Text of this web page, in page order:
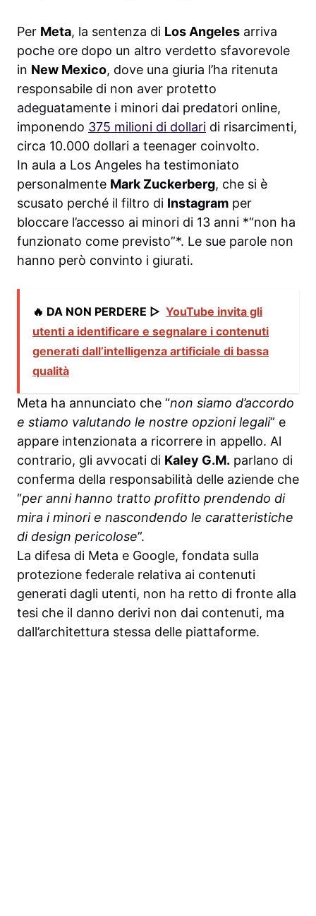
Per Meta, la sentenza di Los Angeles arriva
poche ore dopo un altro verdetto sfavorevole
in New Mexico, dove una giuria l’ha ritenuta
responsabile di non aver protetto
adeguatamente i minori dai predatori online,
imponendo 375 milioni di dollari di risarcimenti,
circa 10.000 dollari a teenager coinvolto.
In aula a Los Angeles ha testimoniato
personalmente Mark Zuckerberg, che si è
scusato perché il filtro di Instagram per
bloccare l’accesso ai minori di 13 anni *“non ha
funzionato come previsto”*. Le sue parole non
hanno però convinto i giurati.
🔥 DA NON PERDERE ▷ YouTube invita gli
utenti a identificare e segnalare i contenuti
generati dall’intelligenza artificiale di bassa
qualità
Meta ha annunciato che “non siamo d’accordo
e stiamo valutando le nostre opzioni legali” e
appare intenzionata a ricorrere in appello. Al
contrario, gli avvocati di Kaley G.M. parlano di
conferma della responsabilità delle aziende che
“per anni hanno tratto profitto prendendo di
mira i minori e nascondendo le caratteristiche
di design pericolose”.
La difesa di Meta e Google, fondata sulla
protezione federale relativa ai contenuti
generati dagli utenti, non ha retto di fronte alla
tesi che il danno derivi non dai contenuti, ma
dall’architettura stessa delle piattaforme.